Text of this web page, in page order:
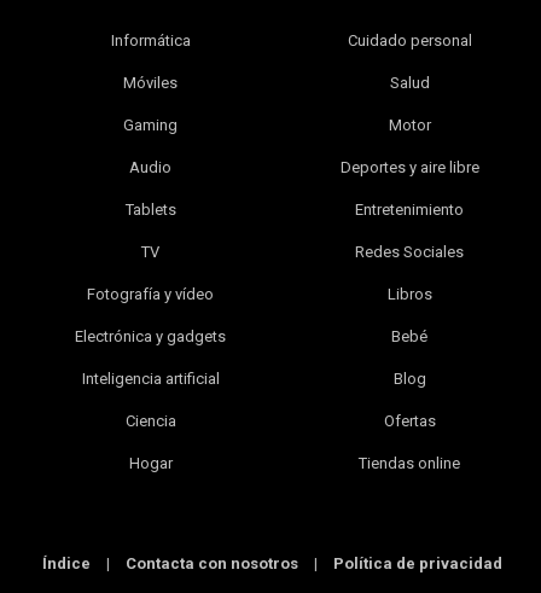
Informática
Móviles
Gaming
Audio
Tablets
TV
Fotografía y vídeo
Electrónica y gadgets
Inteligencia artificial
Ciencia
Hogar
Cuidado personal
Salud
Motor
Deportes y aire libre
Entretenimiento
Redes Sociales
Libros
Bebé
Blog
Ofertas
Tiendas online
Índice | Contacta con nosotros | Política de privacidad